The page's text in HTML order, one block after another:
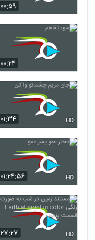
۰۰:۵۹
۰۰:۲۴
۰۱:۳۴ HD
۰۱:۲۴:۵۶ HD
۲۷:۲۷ HD